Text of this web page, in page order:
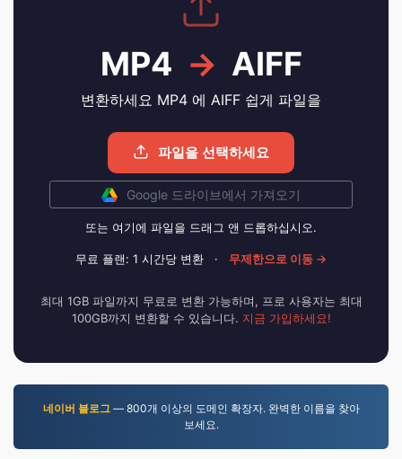
MP4 → AIFF
변환하세요 MP4 에 AIFF 쉽게 파일을
파일을 선택하세요
Google 드라이브에서 가져오기
또는 여기에 파일을 드래그 앤 드롭하십시오.
무료 플랜: 1 시간당 변환 · 무제한으로 이동 →
최대 1GB 파일까지 무료로 변환 가능하며, 프로 사용자는 최대
100GB까지 변환할 수 있습니다. 지금 가입하세요!
네이버 블로그— 800개 이상의 도메인 확장자. 완벽한 이름을 찾아
보세요.